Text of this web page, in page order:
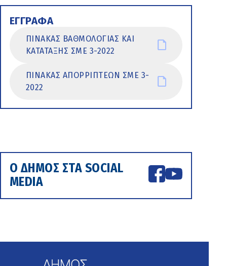
ΕΓΓΡΑΦΑ
ΠΙΝΑΚΑΣ ΒΑΘΜΟΛΟΓΙΑΣ ΚΑΙ
ΚΑΤΑΤΑΞΗΣ ΣΜΕ 3-2022
ΠΙΝΑΚΑΣ ΑΠΟΡΡΙΠΤΕΩΝ ΣΜΕ 3-
2022
Ο ΔΗΜΟΣ ΣΤΑ SOCIAL
MEDIA